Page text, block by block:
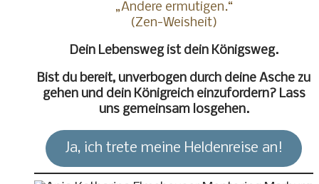
„Andere ermutigen.“
(Zen-Weisheit)
Dein Lebensweg ist dein Königsweg.
Bist du bereit, unverbogen durch deine Asche zu
gehen und dein Königreich einzufordern? Lass
uns gemeinsam losgehen.
Ja, ich trete meine Heldenreise an!